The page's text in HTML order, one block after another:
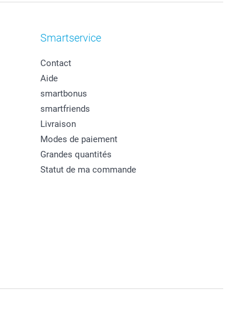
Smartservice
Contact
Aide
smartbonus
smartfriends
Livraison
Modes de paiement
Grandes quantités
Statut de ma commande